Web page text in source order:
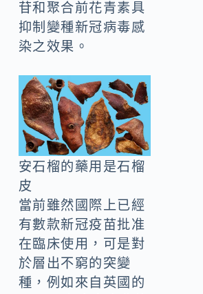
苷和聚合前花青素具
抑制變種新冠病毒感
染之效果。
安石榴的藥用是石榴
皮
當前雖然國際上已經
有數款新冠疫苗批准
在臨床使用，可是對
於層出不窮的突變
種，例如來自英國的